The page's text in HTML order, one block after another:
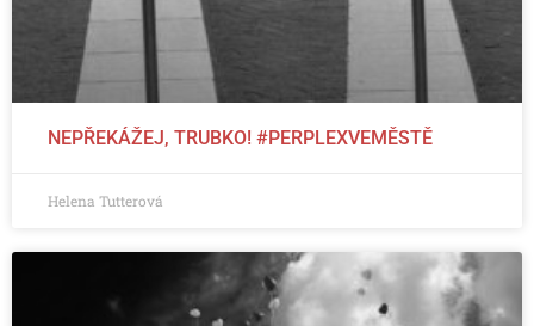
NEPŘEKÁŽEJ, TRUBKO! #PERPLEXVEMĚSTĚ
Helena Tutterová